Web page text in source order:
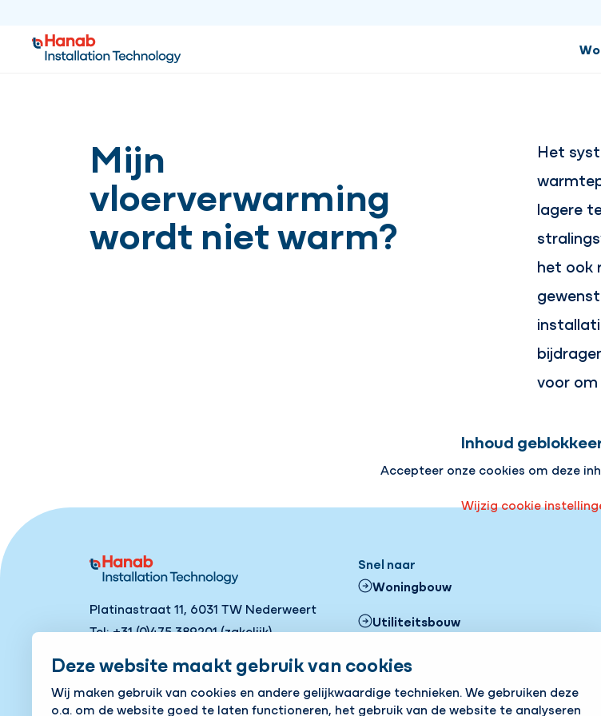
Deze website maakt gebruik van cookies
Wij maken gebruik van cookies en andere gelijkwaardige technieken. We gebruiken deze
o.a. om de website goed te laten functioneren, het gebruik van de website te analyseren
Mijn
vloerverwarming
wordt niet warm?
Het
lagere
het ook
voor
Inhoud
Accepteer onze cookies om deze
Wijzig cookie
Platinastraat 11, 6031 TW Nederweert
Tel:+31 (0)475 389201(zakelijk)
Contact
Snel naar
Woningbouw
Utiliteitsbouw
Zonneparken
Projecten